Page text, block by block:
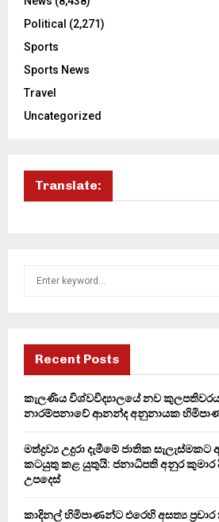
Political (2,271)
Sports
Sports News
Travel
Uncategorized
Translate:
f
r
Recent Posts
කැලණිය විශ්වවිද්‍යාලයේ නව
නාරම්පනාවේ ආනන්ද අනුනායක
මත්ද්‍රව්‍ය උදුරා දැමීමේ ජාතික
කටයුතු කළ යුතුයි: ජනාධිපති අනුර කුමාර
උපදෙස්
කාදිනල් හිමිපාණන්ට එරෙහි අසත්‍ය